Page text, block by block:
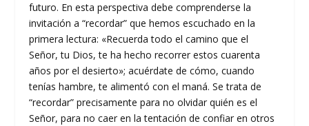
futuro. En esta perspectiva debe comprenderse la
invitación a “recordar” que hemos escuchado en la
primera lectura: «Recuerda todo el camino que el
Señor, tu Dios, te ha hecho recorrer estos cuarenta
años por el desierto»; acuérdate de cómo, cuando
tenías hambre, te alimentó con el maná. Se trata de
“recordar” precisamente para no olvidar quién es el
Señor, para no caer en la tentación de confiar en otros